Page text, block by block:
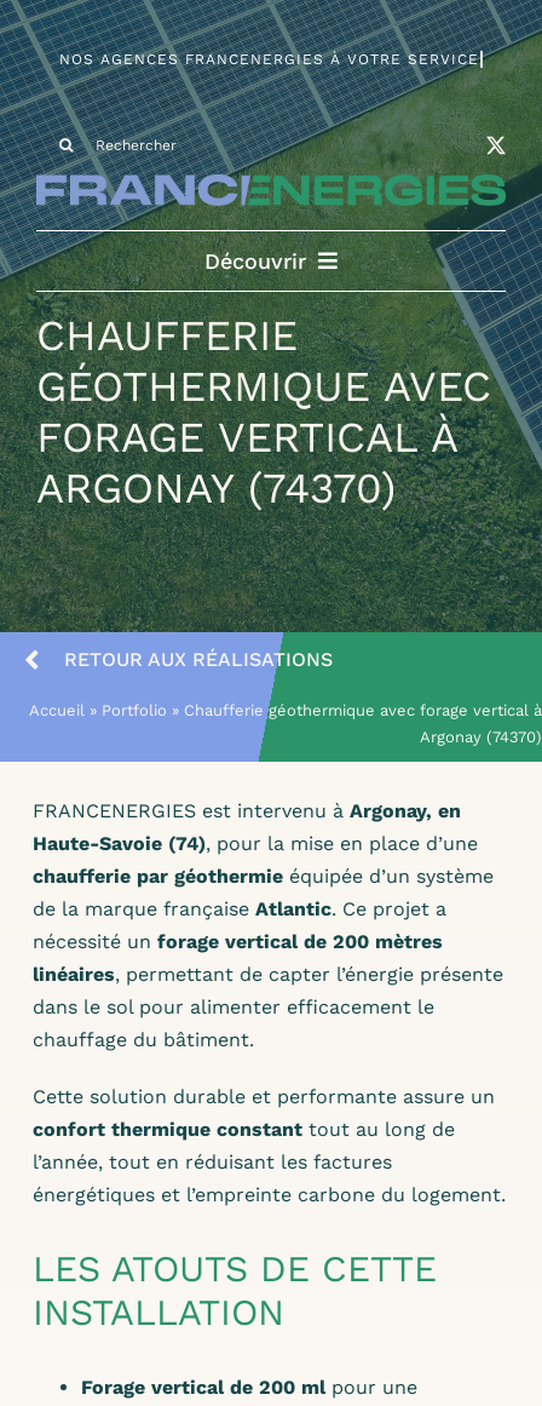
Skip
to
content
Search
for:
Découvrir
VOS PROJETS
RÉALISATIONS
NOTRE MÉTIER
NOS CONSEILS
ESPACE PRO
CHAUFFERIE
GÉOTHERMIQUE AVEC
FORAGE VERTICAL À
ARGONAY (74370)
RETOUR AUX RÉALISATIONS
Accueil » Portfolio » Chaufferie géothermique avec forage vertical à
Argonay (74370)
FRANCENERGIES est intervenu à Argonay, en
Haute-Savoie (74), pour la mise en place d’une
chaufferie par géothermieéquipée d’un système
de la marque française Atlantic. Ce projet a
nécessité un forage vertical de 200 mètres
linéaires, permettant de capter l’énergie présente
dans le sol pour alimenter efficacement le
chauffage du bâtiment.
Cette solution durable et performante assure un
confort thermique constanttout au long de
l’année, tout en réduisant les factures
énergétiques et l’empreinte carbone du logement.
LES ATOUTS DE CETTE
INSTALLATION
Forage vertical de 200 mlpour une